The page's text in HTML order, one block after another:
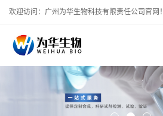
欢迎访问：广州为华生物科技有限责任公司官网！